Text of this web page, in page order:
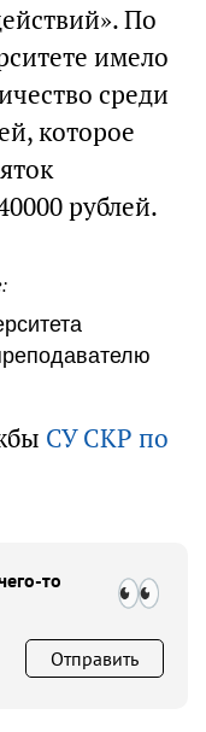
По
имело
среди
которое
рублей.
СУ СКР по
то
Отправить